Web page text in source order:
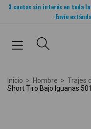
3 cuotas sin interés en toda
· Envío
Inicio > Hombre > Trajes
Short Tiro Bajo Iguanas 501